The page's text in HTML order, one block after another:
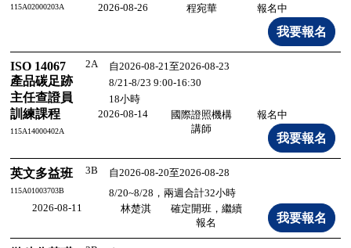
115A02000203A
2026-08-26
程宛華 報名中
ISO 14067
產品碳足跡
主任查證員
訓練課程
115A14000402A
2A
自2026-08-21至2026-08-23
8/21-8/23 9:00-16:30
18小時
2026-08-14
國際證照機構
講師
報名中
英文多益班
115A01003703B
3B
自2026-08-20至2026-08-28
8/20~8/28，兩週合計32小時
2026-08-11
林楚淇
確定開班，繼續
報名